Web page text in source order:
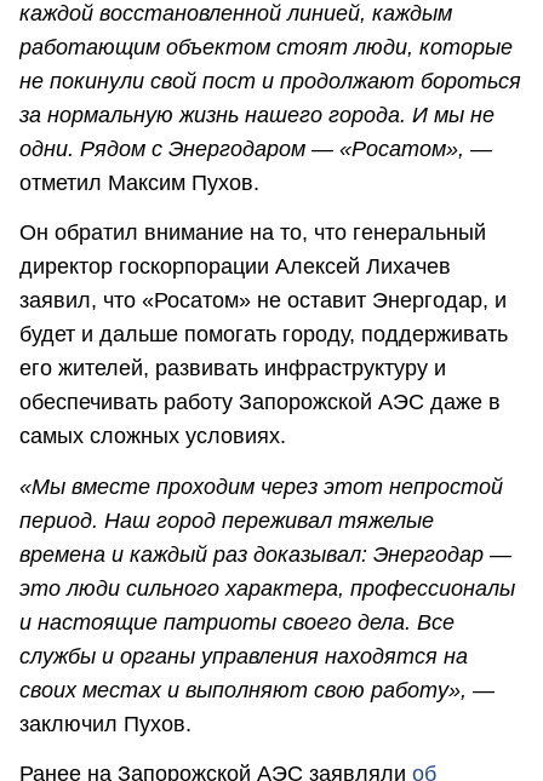
каждой восстановленной линией, каждым
работающим объектом стоят люди, которые
не покинули свой пост и продолжают бороться
за нормальную жизнь нашего города. И мы не
одни. Рядом с Энергодаром — «Росатом», —
отметил Максим Пухов.
Он обратил внимание на то, что генеральный
директор госкорпорации Алексей Лихачев
заявил, что «Росатом» не оставит Энергодар, и
будет и дальше помогать городу, поддерживать
его жителей, развивать инфраструктуру и
обеспечивать работу Запорожской АЭС даже в
самых сложных условиях.
«Мы вместе проходим через этот непростой
период. Наш город переживал тяжелые
времена и каждый раз доказывал: Энергодар —
это люди сильного характера, профессионалы
и настоящие патриоты своего дела. Все
службы и органы управления находятся на
своих местах и выполняют свою работу», —
заключил Пухов.
Ранее на Запорожской АЭС заявляли об